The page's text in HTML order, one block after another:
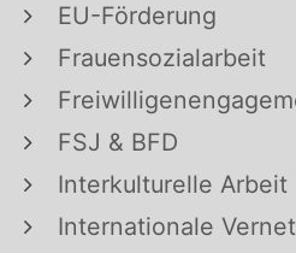
EU-Förderung
Frauensozialarbeit
FSJ & BFD
Interkulturelle Arbeit
Internationale